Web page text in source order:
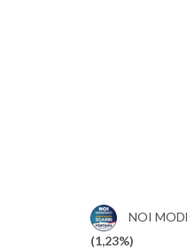
NOI
(1,23%)